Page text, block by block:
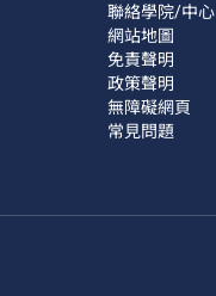
聯絡學院/中心
網站地圖
免責聲明
政策聲明
無障礙網頁
常見問題